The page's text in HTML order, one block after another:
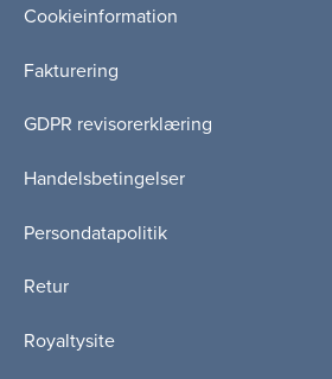
Cookieinformation
Fakturering
GDPR revisorerklæring
Handelsbetingelser
Persondatapolitik
Retur
Royaltysite